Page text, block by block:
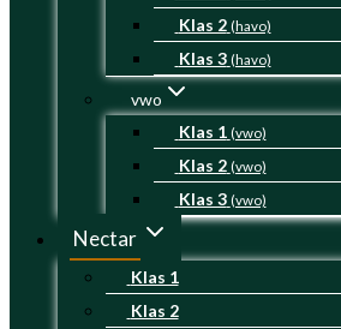
Klas 2 (havo)
Klas 3 (havo)
vwo
Klas 1 (vwo)
Klas 2 (vwo)
Klas 3 (vwo)
Nectar
Klas 1
Klas 2